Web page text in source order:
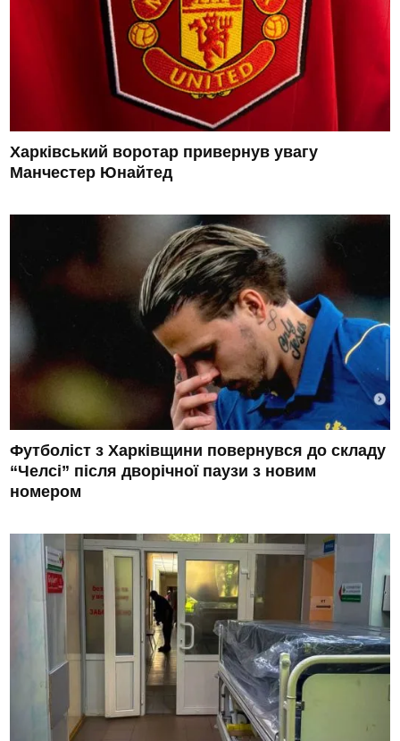
Харківський воротар привернув увагу
Манчестер Юнайтед
Футболіст з Харківщини повернувся до складу
“Челсі” після дворічної паузи з новим
номером